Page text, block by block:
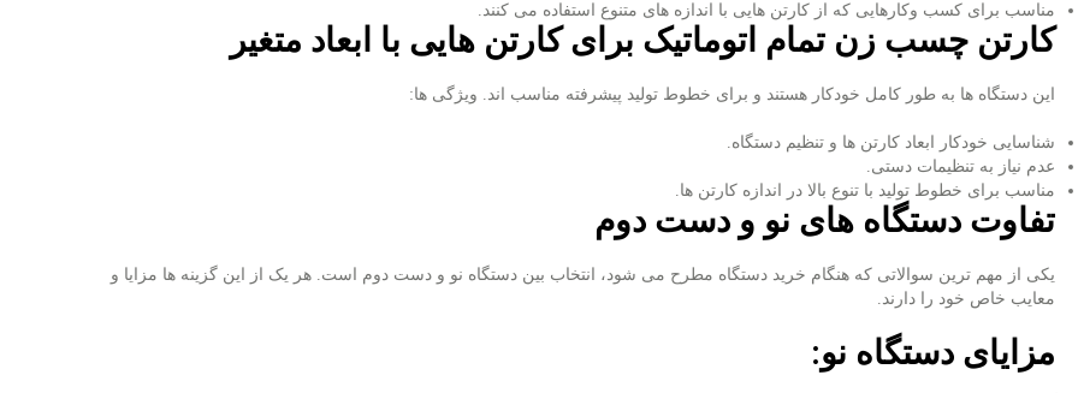
مناسب برای کسب ‌وکارهایی که از کارتن ‌هایی با اندازه ‌های متنوع استفاده می‌ کنند.
کارتن چسب زن تمام ‌اتوماتیک برای کارتن ‌هایی با ابعاد متغیر
این دستگاه‌ ها به ‌طور کامل خودکار هستند و برای خطوط تولید پیشرفته مناسب ‌اند. ویژگی ‌ها:
شناسایی خودکار ابعاد کارتن‌ ها و تنظیم دستگاه.
عدم نیاز به تنظیمات دستی.
مناسب برای خطوط تولید با تنوع بالا در اندازه کارتن ‌ها.
تفاوت دستگاه ‌های نو و دست دوم
یکی از مهم ‌ترین سوالاتی که هنگام خرید دستگاه مطرح می ‌شود، انتخاب بین دستگاه نو و دست دوم است. هر یک از این گزینه ‌ها مزایا و
معایب خاص خود را دارند.
مزایای دستگاه نو: